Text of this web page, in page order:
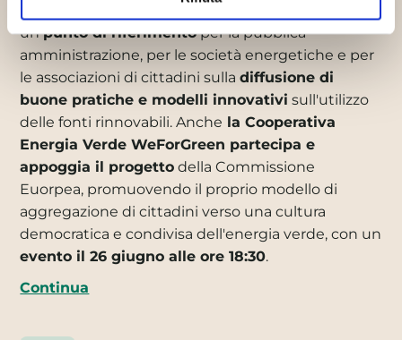
unpunto di riferimentoper la pubblica
amministrazione, per le società energetiche e per
le associazioni di cittadini sulladiffusione di
buone pratiche e modelli innovativi sull'utilizzo
delle fonti rinnovabili. Anche la Cooperativa
Energia Verde WeForGreen partecipa e
appoggia il progetto della Commissione
Euorpea, promuovendo il proprio modello di
aggregazione di cittadini verso una cultura
democratica e condivisa dell'energia verde, con un
evento il 26 giugno alle ore 18:30.
Continua